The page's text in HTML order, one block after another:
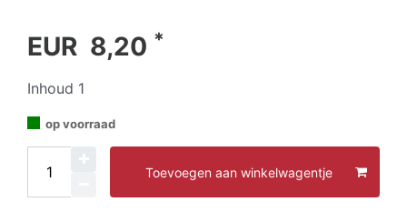
EUR 8,20 *
Inhoud 1
op voorraad
Toevoegen aan winkelwagentje